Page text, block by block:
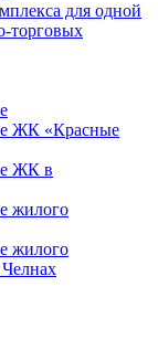
для одной
торговых
ЖК «Красные
ЖК в
жилого
жилого